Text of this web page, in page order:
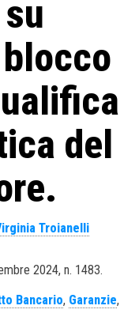
del
Troianelli
2024, n. 1483.
Bancario, Garanzie,